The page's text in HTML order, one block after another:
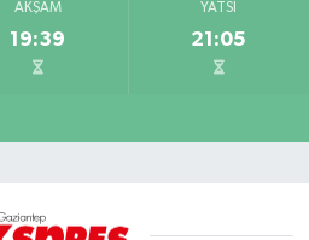
AKŞAM
19:39
YATSI
21:05